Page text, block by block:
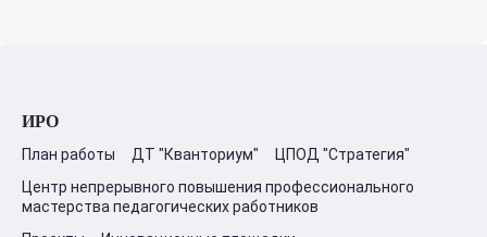
ИРО
План работы ДТ "Кванториум"
ЦПОД "Стратегия"
Центр непрерывного повышения профессионального
мастерства педагогических работников